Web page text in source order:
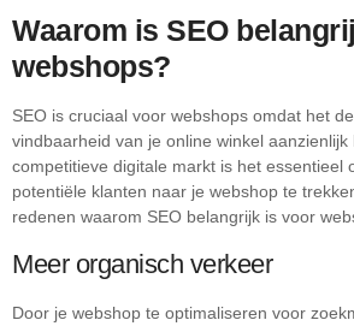
Waarom is SEO
webshops?
SEO is cruciaal voor webshops omdat het
vindbaarheid van je online winkel
competitieve digitale markt is het essentieel
potentiële klanten naar je webshop te
redenen waarom SEO belangrijk is voor
Meer organisch verkeer
Door je webshop te optimaliseren voor